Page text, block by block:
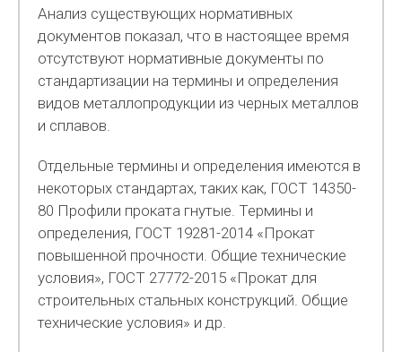
Анализ существующих нормативных
документов показал, что в настоящее время
отсутствуют нормативные документы по
стандартизации на термины и определения
видов металлопродукции из черных металлов
и сплавов.
Отдельные термины и определения имеются в
некоторых стандартах, таких как, ГОСТ 14350-
80 Профили проката гнутые. Термины и
определения, ГОСТ 19281-2014 «Прокат
повышенной прочности. Общие технические
условия», ГОСТ 27772-2015 «Прокат для
строительных стальных конструкций. Общие
технические условия» и др.